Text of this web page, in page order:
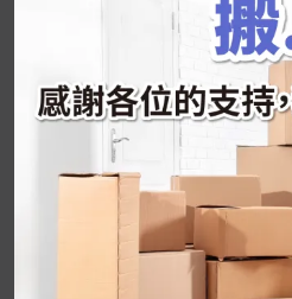
韓國人為什麼不容易胖？
好吃的蛋白點心還有好
年已經等不及帶這盒跟
享～
2026 過年禮盒推薦｜五
停用猛健樂後會反彈嗎
維持全攻略